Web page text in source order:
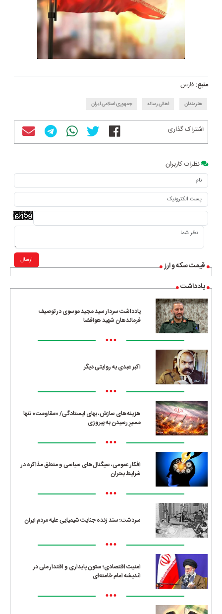
قیمت سکه و ارز
یادداشت
یادداشت سردار سید مجید موسوی در توصیف
فرماندهان شهید هوافضا
•••
اکبر عبدی به روایتی دیگر
•••
هزینه‌های سازش، بهای ایستادگی/ «مقاومت» تنها
مسیرِ رسیدن به پیروزی
•••
افکار عمومی، سیگنال‌های سیاسی و منطق مذاکره در
شرایط بحران
•••
سردشت؛ سند زنده جنایت شیمیایی علیه مردم ایران
•••
امنیت اقتصادی؛ ستون پایداری و اقتدار ملی در
اندیشه امام خامنه‌ای
•••
منبع:فارس
هنرمندان اهالی رسانه جمهوری اسلامی ایران
اشتراک گذاری
نظرات کاربران
ارسال